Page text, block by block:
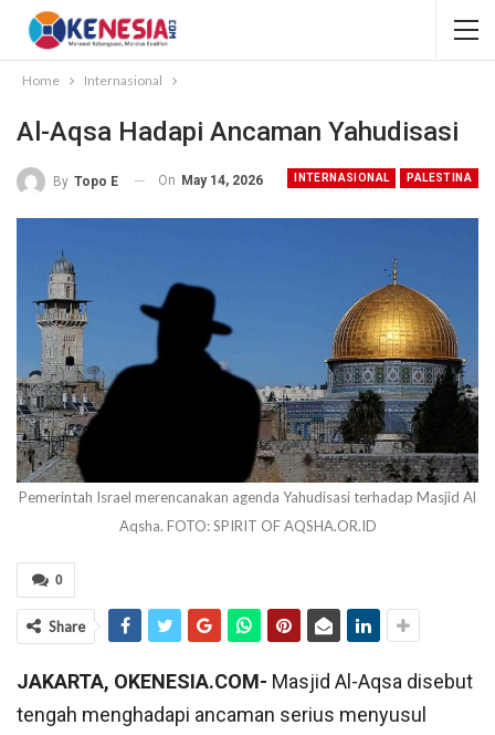
Home Internasional
Al-Aqsa Hadapi Ancaman Yahudisasi
INTERNASIONAL PALESTINA
By Topo E On May 14, 2026
Pemerintah Israel merencanakan agenda Yahudisasi terhadap Masjid Al
Aqsha. FOTO: SPIRIT OF AQSHA.OR.ID
0
Share
JAKARTA, OKENESIA.COM- Masjid Al-Aqsa disebut
tengah menghadapi ancaman serius menyusul